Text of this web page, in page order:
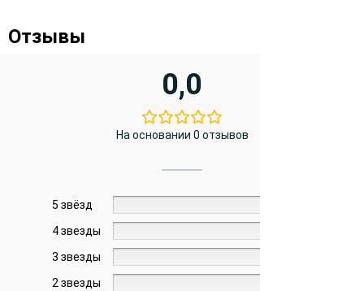
Отзывы
0,0
На основании 0 отзывов
5 звёзд
4 звезды
3 звезды
2 звезды